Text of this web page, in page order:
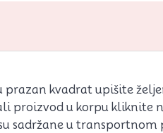
kvadrat upišite
proizvod u korpu kliknite
sadržane u transportnom